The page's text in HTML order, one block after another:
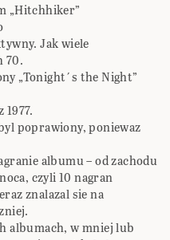
„Hitchhiker”
Jak wiele
70.
„Tonight´s the Night”
poprawiony, poniewaz
albumu – od zachodu
czyli 10 nagran
znalazal sie na
albumach, w mniej lub